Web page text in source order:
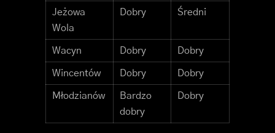
Jeżowa
Wola
Dobry Średni
Wacyn Dobry Dobry
Wincentów Dobry Dobry
Młodzianów
Bardzo
dobry
Dobry